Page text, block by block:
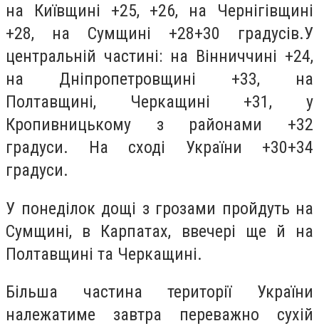
на Київщині +25, +26, на Чернігівщині
+28, на Сумщині +28+30 градусів.У
центральній частині: на Вінниччині +24,
на Дніпропетровщині +33, на
Полтавщині, Черкащині +31, у
Кропивницькому з районами +32
градуси. На сході України +30+34
градуси.
У понеділок дощі з грозами пройдуть на
Сумщині, в Карпатах, ввечері ще й на
Полтавщині та Черкащині.
Більша частина території України
належатиме завтра переважно сухій